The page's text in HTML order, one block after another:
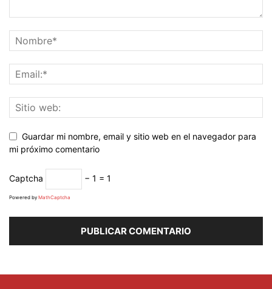
Guardar mi nombre, email y sitio web en el navegador para
mi próximo comentario
Captcha − 1 = 1
Powered by MathCaptcha